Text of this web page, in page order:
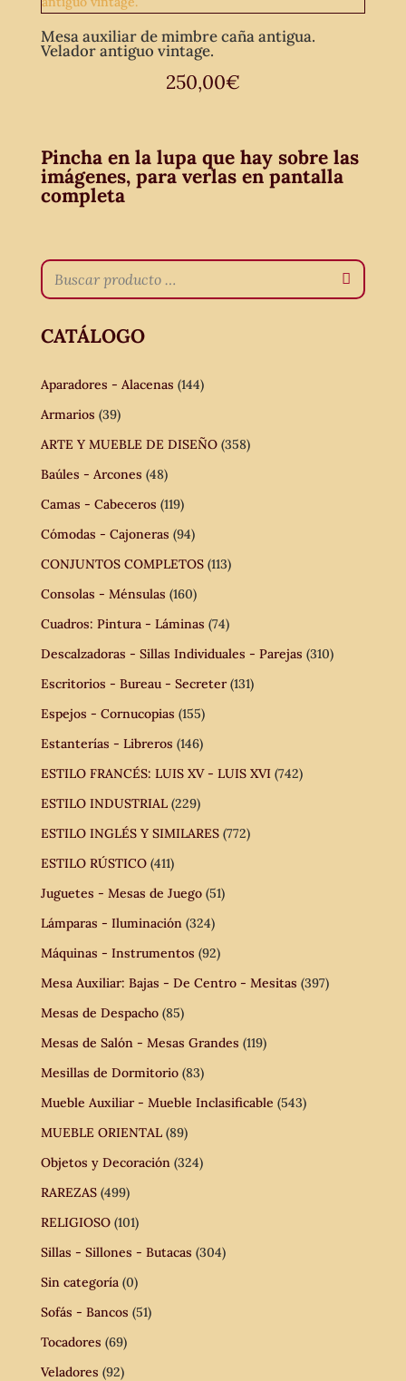
Mesa auxiliar de mimbre caña antigua.
Velador antiguo vintage.
250,00€
Pincha en la lupa que hay sobre las
imágenes, para verlas en pantalla
completa
CATÁLOGO
Aparadores - Alacenas (144)
Armarios (39)
ARTE Y MUEBLE DE DISEÑO (358)
Baúles - Arcones (48)
Camas - Cabeceros (119)
Cómodas - Cajoneras (94)
CONJUNTOS COMPLETOS (113)
Consolas - Ménsulas (160)
Cuadros: Pintura - Láminas (74)
Descalzadoras - Sillas Individuales - Parejas (310)
Escritorios - Bureau - Secreter (131)
Espejos - Cornucopias (155)
Estanterías - Libreros (146)
ESTILO FRANCÉS: LUIS XV - LUIS XVI (742)
ESTILO INDUSTRIAL (229)
ESTILO INGLÉS Y SIMILARES (772)
ESTILO RÚSTICO (411)
Juguetes - Mesas de Juego (51)
Lámparas - Iluminación (324)
Máquinas - Instrumentos (92)
Mesa Auxiliar: Bajas - De Centro - Mesitas (397)
Mesas de Despacho (85)
Mesas de Salón - Mesas Grandes (119)
Mesillas de Dormitorio (83)
Mueble Auxiliar - Mueble Inclasificable (543)
MUEBLE ORIENTAL (89)
Objetos y Decoración (324)
RAREZAS (499)
RELIGIOSO (101)
Sillas - Sillones - Butacas (304)
Sin categoría (0)
Sofás - Bancos (51)
Tocadores (69)
Veladores (92)